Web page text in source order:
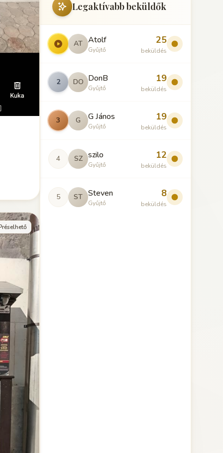
Legaktívabb beküldők
AT Atolf
Gyűjtő
25
beküldés
2 DO DonB
Gyűjtő
19
beküldés
3 G G János
Gyűjtő
19
beküldés
4 SZ szilo
Gyűjtő
12
beküldés
5 ST Steven
Gyűjtő
8
beküldés